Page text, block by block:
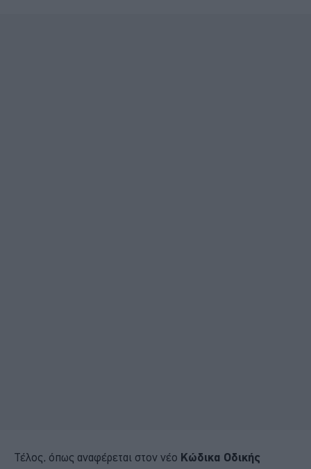
Τέλος, όπως αναφέρεται στον νέο Κώδικα Οδικής